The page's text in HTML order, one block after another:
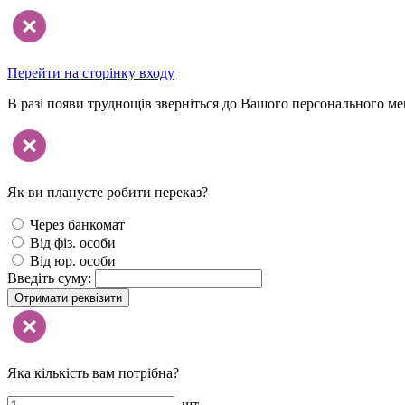
Перейти на сторінку входу
В разі появи труднощів зверніться до Вашого персонального
Як ви плануєте робити переказ?
Через банкомат
Від фіз. особи
Від юр. особи
Введіть суму:
Отримати реквізити
Яка кількість вам потрібна?